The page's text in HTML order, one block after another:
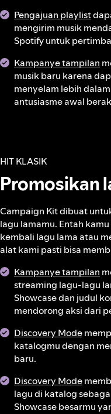
Pengajuan playlist
mengirim musik
Spotify untuk
Kampanye tampilan
musik baru karena
menyelam lebih
antusiasme awal
HIT KLASIK
Promosikan
Campaign Kit dibuat
lagu lamamu. Entah
kembali lagu lama atau
alat kami pasti bisa
Kampanye tampilan
streaming lagu-lagu
Showcase dan judul
mendorong aksi dari
Discovery Mode
katalogmu dengan
baru.
Discovery Mode
lagu di katalog
Showcase besarmu